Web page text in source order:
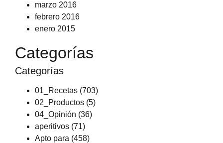
marzo 2016
febrero 2016
enero 2015
Categorías
Categorías
01_Recetas (703)
02_Productos (5)
04_Opinión (36)
aperitivos (71)
Apto para (458)